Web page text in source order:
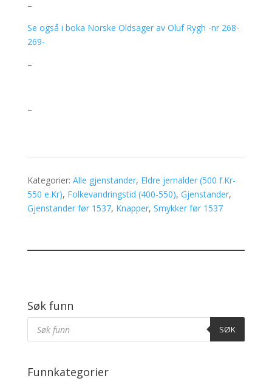
–
Se også i boka Norske Oldsager av Oluf Rygh -nr 268-
269-
–
–
Kategorier: Alle gjenstander, Eldre jernalder (500 f.Kr-
550 e.Kr), Folkevandringstid (400-550), Gjenstander,
Gjenstander før 1537, Knapper, Smykker før 1537
Søk funn
Products
Søk SØK
Funnkategorier